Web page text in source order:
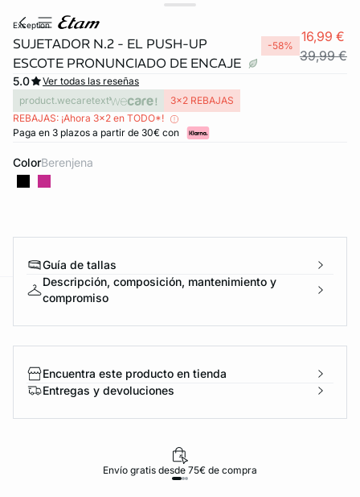
exception
SUJETADOR N.2 - EL PUSH-UP
ESCOTE PRONUNCIADO DE ENCAJE
-58%
16,99 €
39,99 €
5.0
Ver todas las reseñas
product.wecaretext
3x2 REBAJAS
REBAJAS: ¡Ahora 3x2 en TODO*!
Paga en 3 plazos a partir de 30€ con
Color berenjena
Guía de tallas
Descripción, composición, mantenimiento y
compromiso
Encuentra este producto en tienda
Entregas y devoluciones
Envío gratis desde 75€ de compra